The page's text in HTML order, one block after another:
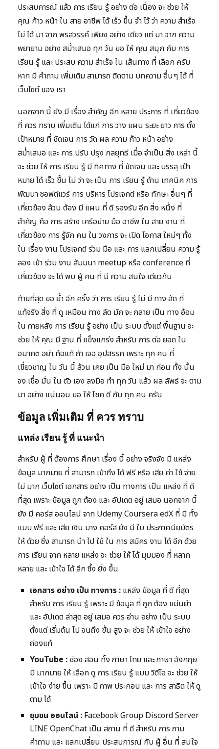
ประสบการณ์ แล้ว การ เรียน รู้ อย่าง ต่อ เนื่อง จะ ช่วย ให้
คุณ ก้าว หน้า ใน สาย อาชีพ ได้ เร็ว ขึ้น จำ ไว้ ว่า ความ สำเร็จ
ไม่ ได้ มา จาก พรสวรรค์ เพียง อย่าง เดียว แต่ มา จาก ความ
พยายาม อย่าง สม่ำเสมอ ทุก วัน ขอ ให้ คุณ สนุก กับ การ
เรียน รู้ และ ประสบ ความ สำเร็จ ใน เส้นทาง ที่ เลือก ครับ
หาก มี คำถาม เพิ่มเติม สามารถ ติดตาม บทความ อื่นๆ ได้ ที่
เว็บไซต์ ของ เรา
นอกจาก นี้ ยัง มี เรื่อง สำคัญ อีก หลาย ประการ ที่ เกี่ยวข้อง
ที่ ควร ทราบ เพิ่มเติม ได้แก่ การ วาง แผน ระยะ ยาว การ ตั้ง
เป้าหมาย ที่ ชัดเจน การ วัด ผล ความ ก้าว หน้า อย่าง
สม่ำเสมอ และ การ ปรับ ปรุง กลยุทธ์ เมื่อ จำเป็น สิ่ง เหล่า นี้
จะ ช่วย ให้ การ เรียน รู้ มี ทิศทาง ที่ ชัดเจน และ บรรลุ เป้า
หมาย ได้ เร็ว ขึ้น ไม่ ว่า จะ เป็น การ เรียน รู้ ด้าน เทคนิค การ
พัฒนา ซอฟต์แวร์ การ บริหาร โปรเจกต์ หรือ ทักษะ อื่นๆ ที่
เกี่ยวข้อง ล้วน ต้อง มี แผน ที่ ดี รองรับ อีก สิ่ง หนึ่ง ที่
สำคัญ คือ การ สร้าง เครือข่าย มือ อาชีพ ใน สาย งาน ที่
เกี่ยวข้อง การ รู้จัก คน ใน วงการ จะ เปิด โอกาส ใหม่ๆ ทั้ง
ใน เรื่อง งาน โปรเจกต์ ร่วม มือ และ การ แลกเปลี่ยน ความ รู้
ลอง เข้า ร่วม งาน สัมมนา meetup หรือ conference ที่
เกี่ยวข้อง จะ ได้ พบ ผู้ คน ที่ มี ความ สนใจ เดียวกัน
ท้ายที่สุด ขอ ย้ำ อีก ครั้ง ว่า การ เรียน รู้ ไม่ มี ทาง ลัด ที่
แท้จริง สิ่ง ที่ ดู เหมือน ทาง ลัด มัก จะ กลาย เป็น ทาง อ้อม
ใน ภายหลัง การ เรียน รู้ อย่าง เป็น ระบบ ตั้งแต่ พื้นฐาน จะ
ช่วย ให้ คุณ มี ฐาน ที่ แข็งแกร่ง สำหรับ การ ต่อ ยอด ใน
อนาคต อย่า ท้อแท้ ถ้า เจอ อุปสรรค เพราะ ทุก คน ที่
เชี่ยวชาญ ใน วัน นี้ ล้วน เคย เป็น มือ ใหม่ มา ก่อน ทั้ง นั้น
จง เชื่อ มั่น ใน ตัว เอง ลงมือ ทำ ทุก วัน แล้ว ผล ลัพธ์ จะ ตาม
มา อย่าง แน่นอน ขอ ให้ โชค ดี กับ ทุก คน ครับ
ข้อมูล เพิ่มเติม ที่ ควร ทราบ
แหล่ง เรียน รู้ ที่ แนะนำ
สำหรับ ผู้ ที่ ต้องการ ศึกษา เรื่อง นี้ อย่าง จริงจัง มี แหล่ง
ข้อมูล มากมาย ที่ สามารถ เข้าถึง ได้ ฟรี หรือ เสีย ค่า ใช้ จ่าย
ไม่ มาก เว็บไซต์ เอกสาร อย่าง เป็น ทางการ เป็น แหล่ง ที่ ดี
ที่สุด เพราะ ข้อมูล ถูก ต้อง และ อัปเดต อยู่ เสมอ นอกจาก นี้
ยัง มี คอร์ส ออนไลน์ จาก Udemy Coursera edX ที่ มี ทั้ง
แบบ ฟรี และ เสีย เงิน บาง คอร์ส ยัง มี ใบ ประกาศนียบัตร
ให้ ด้วย ซึ่ง สามารถ นำ ไป ใช้ ใน การ สมัคร งาน ได้ อีก ด้วย
การ เรียน จาก หลาย แหล่ง จะ ช่วย ให้ ได้ มุมมอง ที่ หลาก
หลาย และ เข้าใจ ได้ ลึก ซึ้ง ยิ่ง ขึ้น
เอกสาร อย่าง เป็น ทางการ : แหล่ง ข้อมูล ที่ ดี ที่สุด
สำหรับ การ เรียน รู้ เพราะ มี ข้อมูล ที่ ถูก ต้อง แม่นยำ
และ อัปเดต ล่าสุด อยู่ เสมอ ควร อ่าน อย่าง เป็น ระบบ
ตั้งแต่ เริ่มต้น ไป จนถึง ขั้น สูง จะ ช่วย ให้ เข้าใจ อย่าง
ถ่องแท้
YouTube : ช่อง สอน ทั้ง ภาษา ไทย และ ภาษา อังกฤษ
มี มากมาย ให้ เลือก ดู การ เรียน รู้ แบบ วิดีโอ จะ ช่วย ให้
เข้าใจ ง่าย ขึ้น เพราะ มี ภาพ ประกอบ และ การ สาธิต ให้ ดู
ตาม ได้
ชุมชน ออนไลน์ : Facebook Group Discord Server
LINE OpenChat เป็น สถาน ที่ ดี สำหรับ การ ถาม
คำถาม และ แลกเปลี่ยน ประสบการณ์ กับ ผู้ อื่น ที่ สนใจ